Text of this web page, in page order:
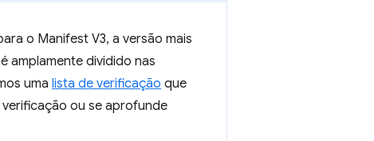
o Manifest V3, a versão mais
amplamente dividido nas
uma lista de verificação que
ou se aprofunde